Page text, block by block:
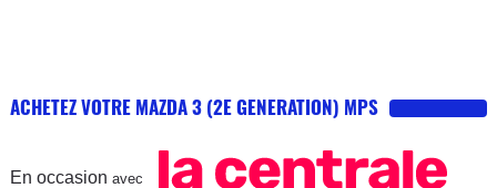
ACHETEZ VOTRE MAZDA 3 (2E GENERATION) MPS
En occasion avec